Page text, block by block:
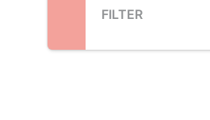
FILTER